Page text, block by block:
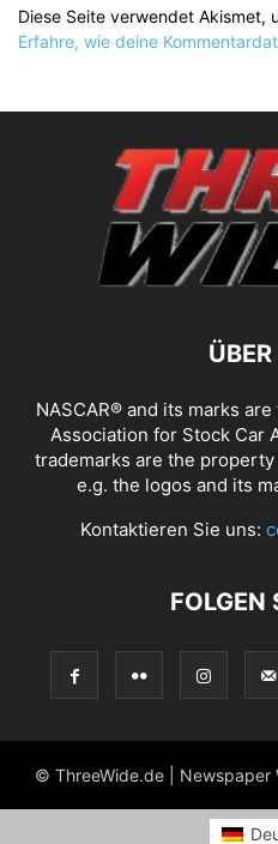
Diese Seite verwendet Akismet,
Erfahre, wie deine
NASCAR® and its marks
Association for Stock Car
trademarks are the
e.g. the logos and its
Kontaktieren Sie uns:
FOLGEN
© ThreeWide.de | Newspaper